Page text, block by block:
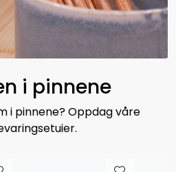
i pinnene
i pinnene? Oppdag våre